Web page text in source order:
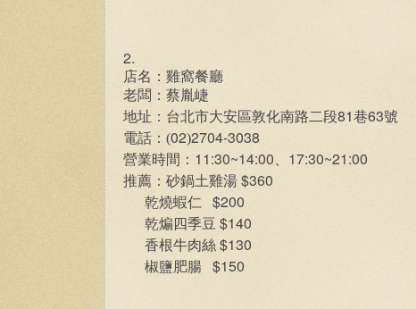
2.
店名：雞窩餐廳
老闆：蔡胤崨
地址：台北市大安區敦化南路二段81巷63號
電話：(02)2704-3038
營業時間： 11:30~14:00 17:30~21:00
推薦：砂鍋土雞湯 $360
乾燒蝦仁 $200
乾煸四季豆 $140
香根牛肉絲 $130
椒鹽肥腸 $150